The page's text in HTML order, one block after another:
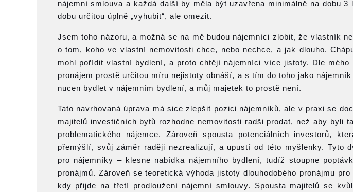
nájemní smlouva a každá další by měla být uzavřena minimálně na dobu
dobu určitou úplně „vyhubit“, ale omezit.
Jsem toho názoru, a možná se na mě budou nájemníci zlobit, že vlastník
o tom, koho ve vlastní nemovitosti chce, nebo nechce, a jak dlouho.
mohl pořídit vlastní bydlení, a proto chtějí nájemníci více jistoty. Dle
pronájem prostě určitou míru nejistoty obnáší, a s tím do toho jako
nucen bydlet v nájemním bydlení, a můj majetek to prostě není.
Tato navrhovaná úprava má sice zlepšit pozici nájemníků, ale v praxi se
majitelů investičních bytů rozhodne nemovitosti radši prodat, než aby byli
problematického nájemce. Zároveň spousta potenciálních investorů,
přemýšlí, svůj záměr raději nezrealizují, a upustí od této myšlenky. Tyto
pro nájemníky – klesne nabídka nájemního bydlení, tudíž stoupne
pronájmů. Zároveň se teoretická výhoda jistoty dlouhodobého pronájmu
kdy přijde na třetí prodloužení nájemní smlouvy. Spousta majitelů se